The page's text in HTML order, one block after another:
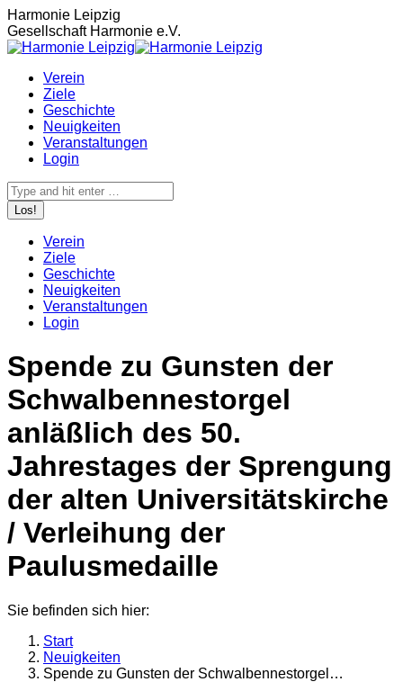
Zum
Inhalt
springen
Harmonie Leipzig
Gesellschaft Harmonie e.V.
Verein
Ziele
Geschichte
Neuigkeiten
Veranstaltungen
Login
Search:
Verein
Ziele
Geschichte
Neuigkeiten
Veranstaltungen
Login
Spende zu Gunsten der
Schwalbennestorgel
anläßlich des 50.
Jahrestages der Sprengung
der alten Universitätskirche
/ Verleihung der
Paulusmedaille
Sie befinden sich hier:
Start
Neuigkeiten
Spende zu Gunsten der Schwalbennestorgel…